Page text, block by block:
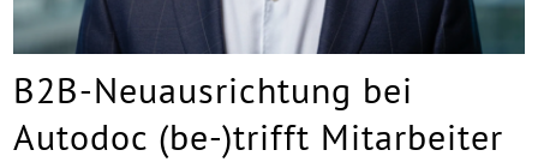
B2B-Neuausrichtung bei
Autodoc (be-)trifft Mitarbeiter